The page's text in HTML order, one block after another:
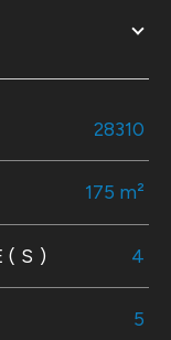
28310
175 m²
4
5